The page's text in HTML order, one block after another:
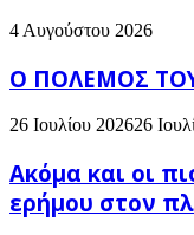
4 Αυγούστου 2026
Ο ΠΟΛΕΜΟΣ
26 Ιουλίου 202626
Ακόμα και οι
ερήμου στον